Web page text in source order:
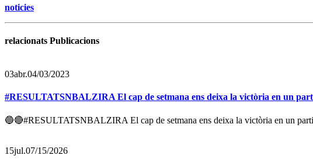
noticies
relacionats Publicacions
03abr.04/03/2023
#RESULTATSNBALZIRA El cap de setmana ens deixa la victòria en un
🔵🔴#RESULTATSNBALZIRA El cap de setmana ens deixa la victòria en un
15jul.07/15/2026